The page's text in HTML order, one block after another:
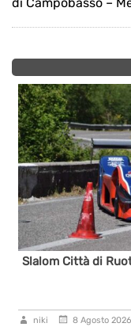
Slalom Città di
niki 8 Agosto 2026